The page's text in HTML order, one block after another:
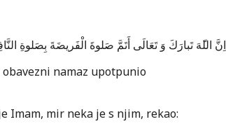
اِنَّ اللهَ تَبارَكَ وَ تَعَالَی أَتَمَّ صَلوةَ الْفَریضَةَ بِصَلوةِ
namaz upotpunio
Imam, mir neka je s njim, rekao: